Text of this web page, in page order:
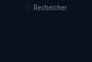
Recherche
Rechercher